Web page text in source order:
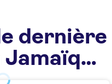
dernière